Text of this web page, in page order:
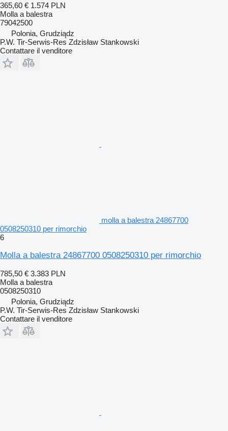
365,60 € 1.574 PLN
Molla a balestra
79042500
Polonia, Grudziądz
P.W. Tir-Serwis-Res Zdzisław Stankowski
Contattare il venditore
molla a balestra 24867700
0508250310 per rimorchio
6
Molla a balestra 24867700 0508250310 per rimorchio
785,50 € 3.383 PLN
Molla a balestra
0508250310
Polonia, Grudziądz
P.W. Tir-Serwis-Res Zdzisław Stankowski
Contattare il venditore